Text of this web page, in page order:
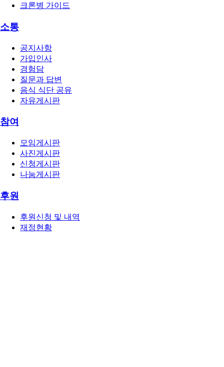
크론병 가이드
소통
공지사항
가입인사
경험담
질문과 답변
음식 식단 공유
자유게시판
참여
모임게시판
사진게시판
신청게시판
나눔게시판
후원
후원신청 및 내역
재정현황